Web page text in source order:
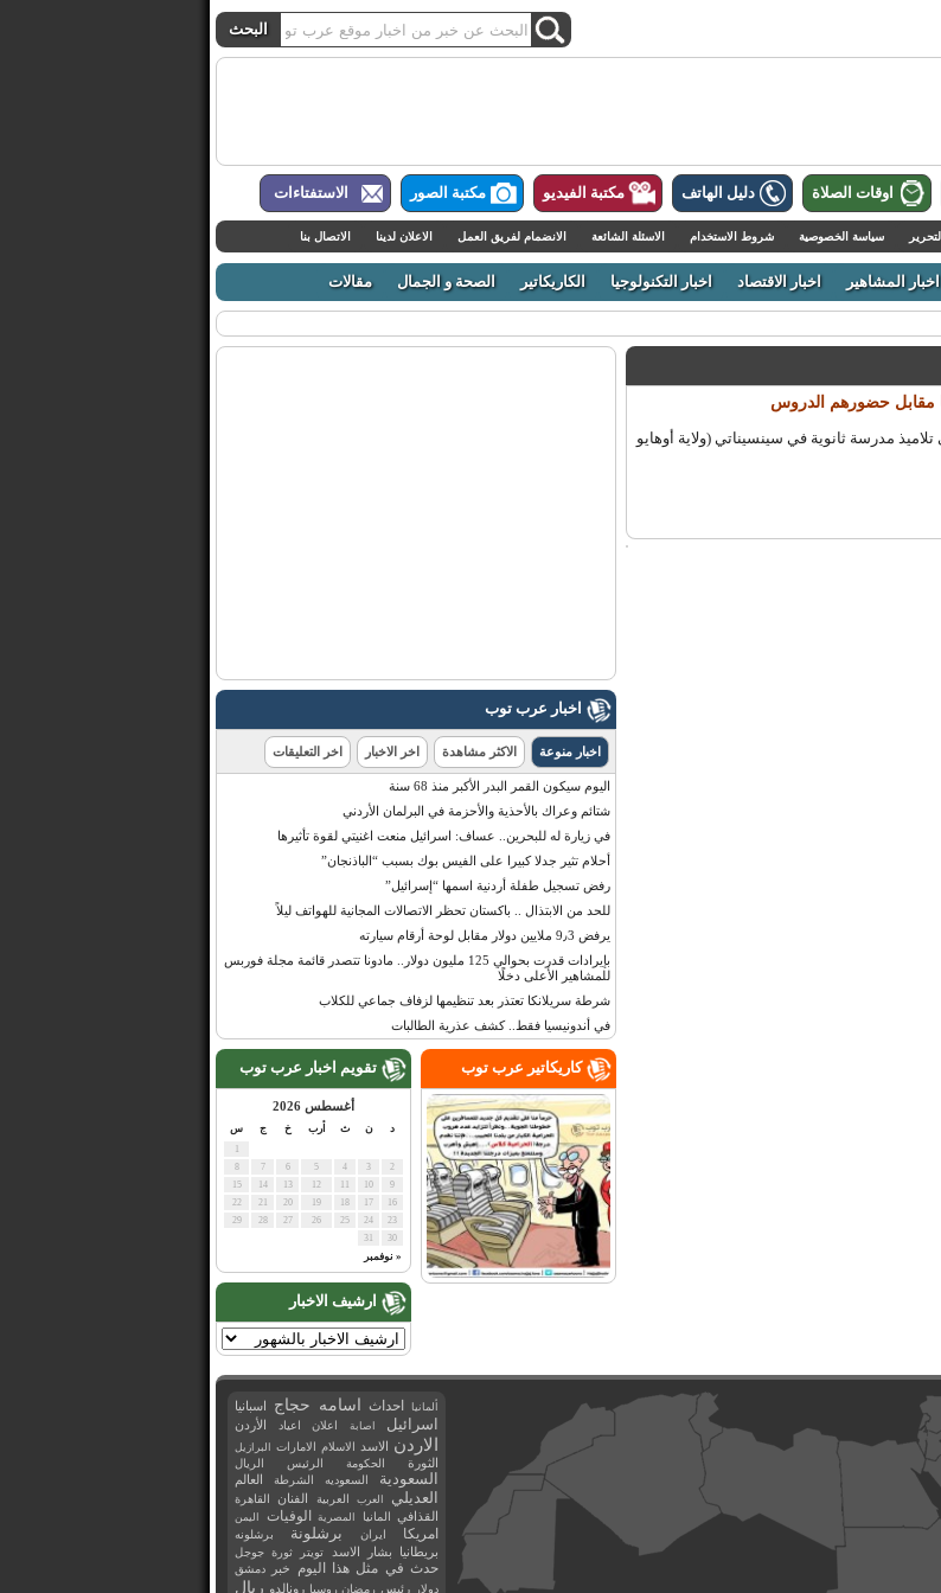
اوقات الصلاة دليل الهاتف مكتبة الفيديو مكتبة الصور الاستفتاءات
سياسة الخصوصية شروط الاستخدام الاسئلة الشائعة الانضمام لفريق العمل الاعلان لدينا الاتصال بنا
اخبار المشاهير اخبار الاقتصاد اخبار التكنولوجيا الكاريكاتير الصحة و الجمال مقالات
مقابل حضورهم الدروس
مدرسة ثانوية في سينسيناتي (ولاية أوهايو
اخبار عرب توب
اخبار منوعة الاكثر مشاهدة اخر الاخبار اخر التعليقات
اليوم سيكون القمر البدر الأكبر منذ 68 سنة
شتائم وعراك بالأحذية والأحزمة في البرلمان الأردني
في زيارة له للبحرين.. عساف: اسرائيل منعت اغنيتي لقوة تأثيرها
أحلام تثير جدلا كبيرا على الفيس بوك بسبب “الباذنجان”
رفض تسجيل طفلة أردنية اسمها “إسرائيل”
للحد من الابتذال .. باكستان تحظر الاتصالات المجانية للهواتف ليلاً
يرفض 9٫3 ملايين دولار مقابل لوحة أرقام سيارته
بإيرادات قدرت بحوالي 125 مليون دولار.. مادونا تتصدر قائمة مجلة فوربس
للمشاهير الأعلى دخلًا
شرطة سريلانكا تعتذر بعد تنظيمها لزفاف جماعي للكلاب
في أندونيسيا فقط.. كشف عذرية الطالبات
تقويم اخبار عرب توب
أغسطس 2026
د ن ث أرب خ ج س
« نوفمبر
2
3
4
5
6
7
8
9
10
12
13
14
15
16
17
18
19
20
21
22
23
24
25
26
27
28
29
30
31
ارشيف الاخبار
كاريكاتير عرب توب
ألمانيا احداث اسامه حجاج اسبانيا
اسرائيل اصابة اعلان اعياد الأردن
الاردن الاسد الاسلام الامارات البرازيل
الثورة الحكومة الرئيس الريال
السعودية السعوديه الشرطة العالم
العديلي العرب العربية الفنان القاهرة
القذافي المانيا المصرية الوفيات اليمن
امريكا ايران برشلونة برشلونه
بريطانيا بشار الاسد تويتر ثورة جوجل
حدث في مثل هذا اليوم خبر
دمشق
دولار
رئيس رمضان روسيا رونالدو ريال